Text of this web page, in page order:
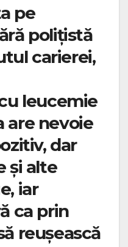
pe
polițistă
carierei,
leucemie
are nevoie
dar
și alte
iar
ca prin
reușească